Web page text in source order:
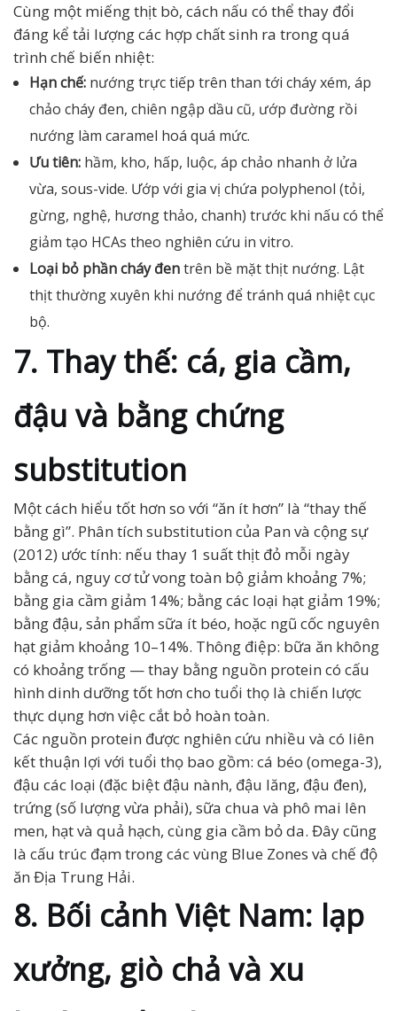
Cùng một miếng thịt bò, cách nấu có thể thay đổi
đáng kể tải lượng các hợp chất sinh ra trong quá
trình chế biến nhiệt:
Hạn chế: nướng trực tiếp trên than tới cháy xém, áp
chảo cháy đen, chiên ngập dầu cũ, ướp đường rồi
nướng làm caramel hoá quá mức.
Ưu tiên: hầm, kho, hấp, luộc, áp chảo nhanh ở lửa
vừa, sous-vide. Ướp với gia vị chứa polyphenol (tỏi,
gừng, nghệ, hương thảo, chanh) trước khi nấu có thể
giảm tạo HCAs theo nghiên cứu in vitro.
Loại bỏ phần cháy đentrên bề mặt thịt nướng. Lật
thịt thường xuyên khi nướng để tránh quá nhiệt cục
bộ.
7. Thay thế: cá, gia cầm,
đậu và bằng chứng
substitution
Một cách hiểu tốt hơn so với “ăn ít hơn” là “thay thế
bằng gì”. Phân tích substitution của Pan và cộng sự
(2012) ước tính: nếu thay 1 suất thịt đỏ mỗi ngày
bằng cá, nguy cơ tử vong toàn bộ giảm khoảng 7%;
bằng gia cầm giảm 14%; bằng các loại hạt giảm 19%;
bằng đậu, sản phẩm sữa ít béo, hoặc ngũ cốc nguyên
hạt giảm khoảng 10–14%. Thông điệp: bữa ăn không
có khoảng trống — thay bằng nguồn protein có cấu
hình dinh dưỡng tốt hơn cho tuổi thọ là chiến lược
thực dụng hơn việc cắt bỏ hoàn toàn.
Các nguồn protein được nghiên cứu nhiều và có liên
kết thuận lợi với tuổi thọ bao gồm: cá béo (omega-3),
đậu các loại (đặc biệt đậu nành, đậu lăng, đậu đen),
trứng (số lượng vừa phải), sữa chua và phô mai lên
men, hạt và quả hạch, cùng gia cầm bỏ da. Đây cũng
là cấu trúc đạm trong các vùng Blue Zones và chế độ
ăn Địa Trung Hải.
8. Bối cảnh Việt Nam: lạp
xưởng, giò chả và xu